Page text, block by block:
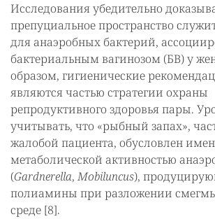
Исследования убедительно
препуциальное пространство
для анаэробных бактерий,
бактериальным вагинозом (БВ) у
образом, гигиенические
являются частью стратегии охраны
репродуктивного здоровья пары.
учитывать, что «рыбный запах»,
жалобой пациента, обусловлен
метаболической активностью
(Gardnerella, Mobiluncus),
полиамины при разложении
среде [8].